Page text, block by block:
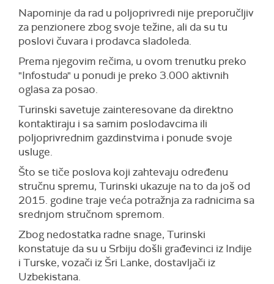
Napominje da rad u poljoprivredi nije preporučljiv
za penzionere zbog svoje težine, ali da su tu
poslovi čuvara i prodavca sladoleda.
Prema njegovim rečima, u ovom trenutku preko
"Infostuda" u ponudi je preko 3.000 aktivnih
oglasa za posao.
Turinski savetuje zainteresovane da direktno
kontaktiraju i sa samim poslodavcima ili
poljoprivrednim gazdinstvima i ponude svoje
usluge.
Što se tiče poslova koji zahtevaju određenu
stručnu spremu, Turinski ukazuje na to da još od
2015. godine traje veća potražnja za radnicima sa
srednjom stručnom spremom.
Zbog nedostatka radne snage, Turinski
konstatuje da su u Srbiju došli građevinci iz Indije
i Turske, vozači iz Šri Lanke, dostavljači iz
Uzbekistana.